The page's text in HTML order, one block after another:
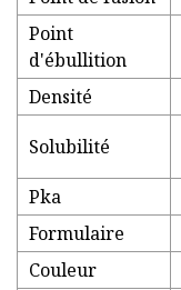
Point
d'ébullition
Densité
Solubilité
Pka
Formulaire
Couleur